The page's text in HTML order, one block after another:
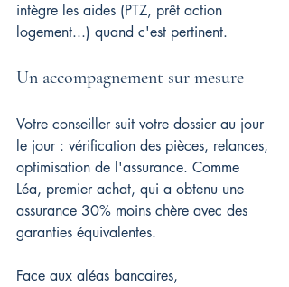
intègre les aides (PTZ, prêt action
logement...) quand c'est pertinent.
Un accompagnement sur mesure
Votre conseiller suit votre dossier au jour
le jour : vérification des pièces, relances,
optimisation de l'assurance. Comme
Léa, premier achat, qui a obtenu une
assurance 30% moins chère avec des
garanties équivalentes.
Face aux aléas bancaires,